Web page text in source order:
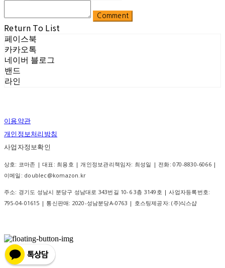
Comment
Return To List
페이스북
카카오톡
네이버 블로그
밴드
라인
이용약관
개인정보처리방침
사업자정보확인
상호: 코마존 | 대표: 최용호 | 개인정보관리책임자: 최성일 | 전화: 070-8830-6066 |
이메일: doublec@komazon.kr
주소: 경기도 성남시 분당구 성남대로 343번길 10-6 3층 3149호 | 사업자등록번호:
795-04-01615 | 통신판매: 2020-성남분당A-0763 | 호스팅제공자: (주)식스샵